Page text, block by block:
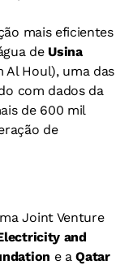
mais eficientes
de Usina
Al Houl), uma das
com dados da
de 600 mil
de
Joint Venture
and
e aQatar